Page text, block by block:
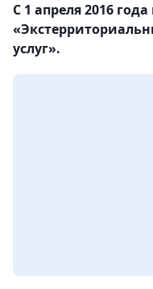
С 1 апреля 2016
услуг».